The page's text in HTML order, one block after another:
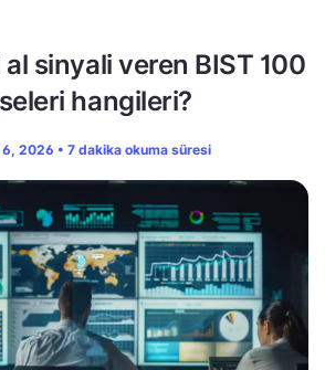
sinyali veren BIST 100
hangileri?
2026 • 7 dakika okuma süresi